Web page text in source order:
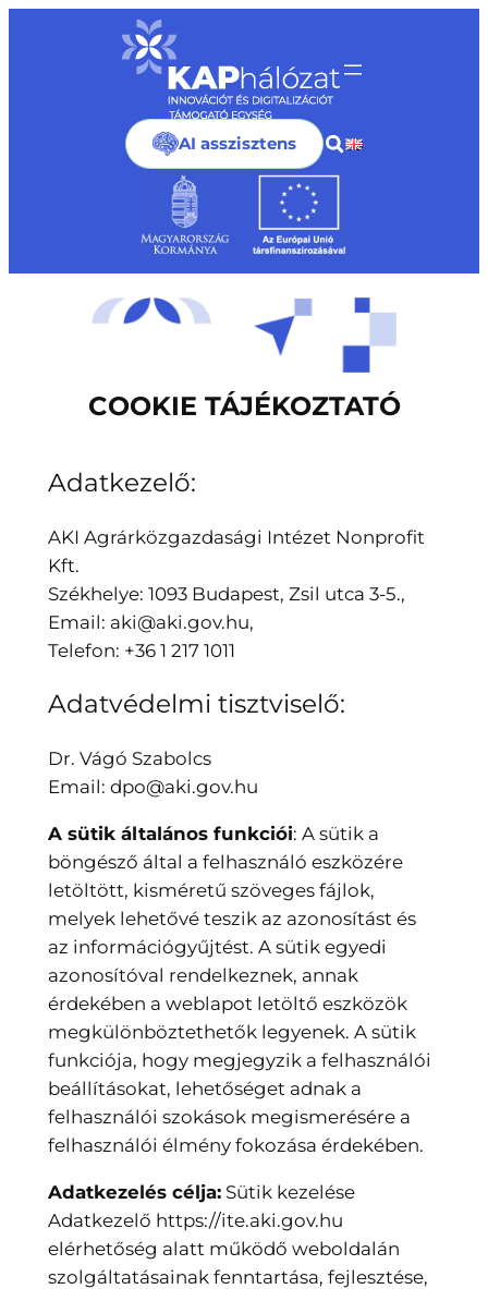
AI asszisztens
COOKIE TÁJÉKOZTATÓ
Adatkezelő:
AKI Agrárközgazdasági Intézet Nonprofit
Kft.
Székhelye: 1093 Budapest, Zsil utca 3-5.,
Email: aki@aki.gov.hu,
Telefon: +36 1 217 1011
Adatvédelmi tisztviselő:
Dr. Vágó Szabolcs
Email: dpo@aki.gov.hu
A sütik általános funkciói: A sütik a
böngésző által a felhasználó eszközére
letöltött, kisméretű szöveges fájlok,
melyek lehetővé teszik az azonosítást és
az információgyűjtést. A sütik egyedi
azonosítóval rendelkeznek, annak
érdekében a weblapot letöltő eszközök
megkülönböztethetők legyenek. A sütik
funkciója, hogy megjegyzik a felhasználói
beállításokat, lehetőséget adnak a
felhasználói szokások megismerésére a
felhasználói élmény fokozása érdekében.
Adatkezelés célja:Sütik kezelése
Adatkezelő https://ite.aki.gov.hu
elérhetőség alatt működő weboldalán
szolgáltatásainak fenntartása, fejlesztése,